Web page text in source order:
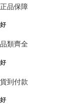
正品保障
好
品類齊全
好
貨到付款
好